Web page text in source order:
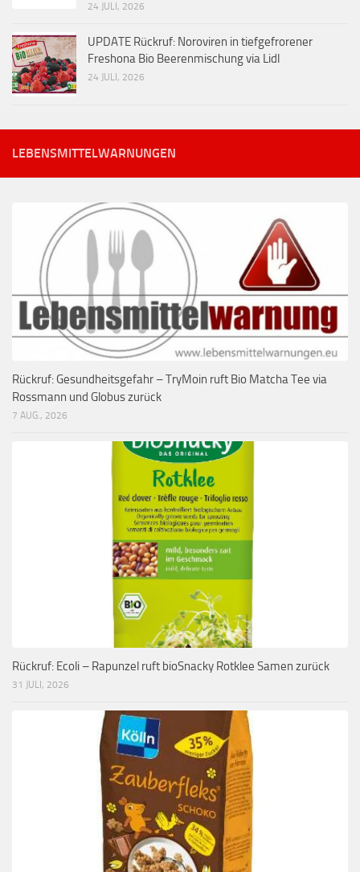
24 JULI, 2026
UPDATE Rückruf: Noroviren in tiefgefrorener
Freshona Bio Beerenmischung via Lidl
24 JULI, 2026
LEBENSMITTELWARNUNGEN
Rückruf: Gesundheitsgefahr – TryMoin ruft Bio Matcha Tee via
Rossmann und Globus zurück
7 AUG., 2026
Rückruf: Ecoli – Rapunzel ruft bioSnacky Rotklee Samen zurück
31 JULI, 2026